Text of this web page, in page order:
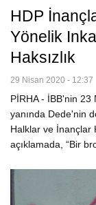
HDP
Yönelik
Haksızlık
29 Nisan 2020 - 12:37
PİRHA - İBB'nin 23
yanında Dede'nin
Halklar ve İnançlar
açıklamada, “Bir